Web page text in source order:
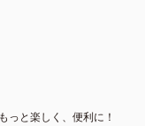
っと楽しく、便利に！